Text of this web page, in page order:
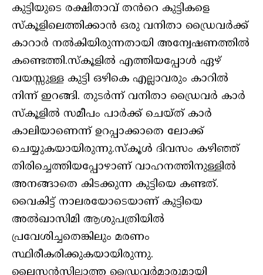
കുട്ടിയുടെ രക്ഷിതാവ് തൻറെ കുട്ടികളെ
സ്കൂളിലെത്തിക്കാൻ ഒരു വനിതാ ഡ്രൈവർക്ക്
കാറാർ നൽകിയിരുന്നതായി അന്വേഷണത്തിൽ
കണ്ടെത്തി.സ്കൂളിൽ എത്തിയപ്പോൾ ഏഴ്
വയസ്സുള്ള കുട്ടി ഒഴികെ എല്ലാവരും കാറിൽ
നിന്ന് ഇറങ്ങി. തുടർന്ന് വനിതാ ഡ്രൈവർ കാർ
സ്കൂളിൽ സമീപം പാർക്ക് ചെയ്ത് കാർ
കാലിയാണെന്ന് ഉറപ്പാക്കാതെ ലോക്ക്
ചെയ്യുകയായിരുന്നു.സ്കൂൾ ദിവസം കഴിഞ്ഞ്
തിരിച്ചെത്തിയപ്പോഴാണ് വാഹനത്തിനുള്ളിൽ
അനങ്ങാതെ കിടക്കുന്ന കുട്ടിയെ കണ്ടത്.
വൈകിട്ട് നാലരയോടെയാണ് കുട്ടിയെ
അൽഖാസിമി ആശുപത്രിയിൽ
പ്രവേശിച്ചതെങ്കിലും മരണം
സ്ഥിരീകരിക്കുകയായിരുന്നു.